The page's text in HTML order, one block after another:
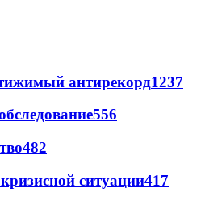
антирекорд1237
556
482
ситуации417